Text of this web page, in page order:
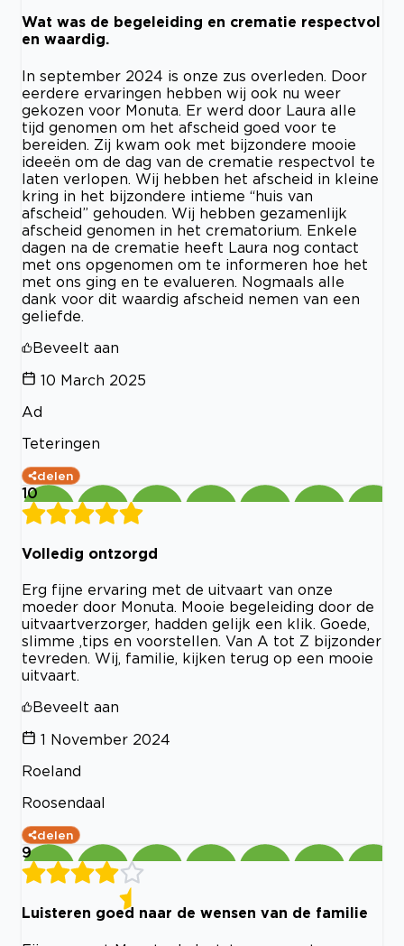
Wat was de begeleiding en crematie respectvol
en waardig.
In september 2024 is onze zus overleden. Door
eerdere ervaringen hebben wij ook nu weer
gekozen voor Monuta. Er werd door Laura alle
tijd genomen om het afscheid goed voor te
bereiden. Zij kwam ook met bijzondere mooie
ideeën om de dag van de crematie respectvol te
laten verlopen. Wij hebben het afscheid in kleine
kring in het bijzondere intieme “huis van
afscheid” gehouden. Wij hebben gezamenlijk
afscheid genomen in het crematorium. Enkele
dagen na de crematie heeft Laura nog contact
met ons opgenomen om te informeren hoe het
met ons ging en te evalueren. Nogmaals alle
dank voor dit waardig afscheid nemen van een
geliefde.
Beveelt aan
10 March 2025
Ad
Teteringen
delen
10
Volledig ontzorgd
Erg fijne ervaring met de uitvaart van onze
moeder door Monuta. Mooie begeleiding door de
uitvaartverzorger, hadden gelijk een klik. Goede,
slimme ,tips en voorstellen. Van A tot Z bijzonder
tevreden. Wij, familie, kijken terug op een mooie
uitvaart.
Beveelt aan
1 November 2024
Roeland
Roosendaal
delen
9
Luisteren goed naar de wensen van de familie